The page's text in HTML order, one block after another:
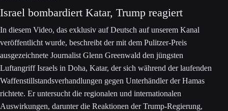
Israel bombardiert Katar, Trump reagiert
In diesem Video, das exklusiv auf Deutsch auf unserem Kanal
veröffentlicht wurde, beschreibt der mit dem Pulitzer-Preis
ausgezeichnete Journalist Glenn Greenwald den jüngsten
Luftangriff Israels in Doha, Katar, der sich während der laufenden
Waffenstillstandsverhandlungen gegen Unterhändler der Hamas
richtete. Er untersucht die regionalen und internationalen
Auswirkungen, darunter die Reaktionen der Trump-Regierung,